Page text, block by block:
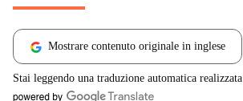
Mostrare contenuto originale in inglese
Stai leggendo una traduzione automatica realizzata